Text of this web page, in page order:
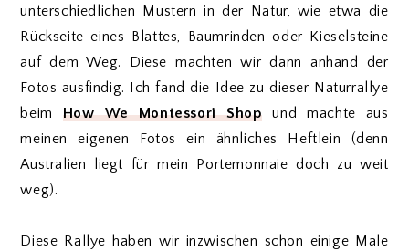
unterschiedlichen Mustern in der Natur, wie etwa die
Rückseite eines Blattes, Baumrinden oder Kieselsteine
auf dem Weg. Diese machten wir dann anhand der
Fotos ausfindig. Ich fand die Idee zu dieser Naturrallye
beim How We Montessori Shop und machte aus
meinen eigenen Fotos ein ähnliches Heftlein (denn
Australien liegt für mein Portemonnaie doch zu weit
weg).
Diese Rallye haben wir inzwischen schon einige Male